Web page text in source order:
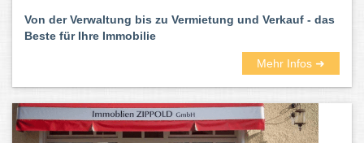
Von der Verwaltung bis zu Vermietung und Verkauf - das
Beste für Ihre Immobilie
Mehr Infos ➜